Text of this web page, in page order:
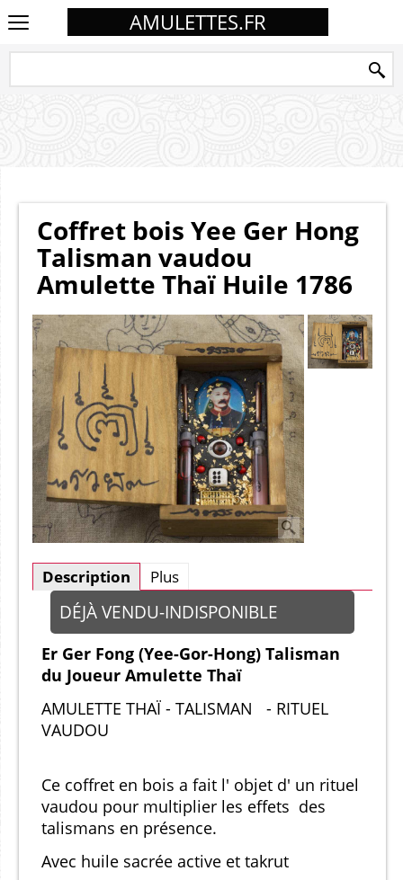
AMULETTES.FR
Coffret bois Yee Ger Hong
Talisman vaudou
Amulette Thaï Huile 1786
Description Plus
DÉJÀ VENDU-INDISPONIBLE
Er Ger Fong (Yee-Gor-Hong) Talisman
du Joueur Amulette Thaï
AMULETTE THAÏ - TALISMAN - RITUEL
VAUDOU
Ce coffret en bois a fait l' objet d' un rituel
vaudou pour multiplier les effets des
talismans en présence.
Avec huile sacrée active et takrut